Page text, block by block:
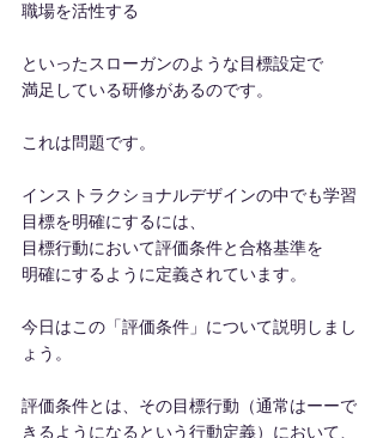
職場を活性する
といったスローガンのような目標設定で
満足している研修があるのです。
これは問題です。
インストラクショナルデザインの中でも学習
目標を明確にするには、
目標行動において評価条件と合格基準を
明確にするように定義されています。
今日はこの「評価条件」について説明しまし
ょう。
評価条件とは、その目標行動（通常はーーで
きるようになるという行動定義）において、